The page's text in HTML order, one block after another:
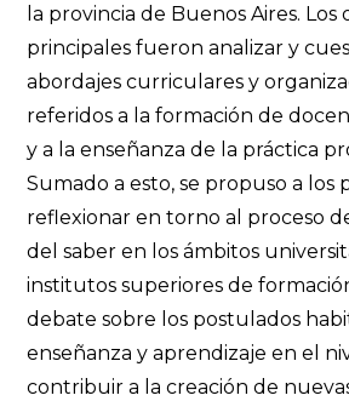
la provincia de Buenos Aires. Los
principales fueron analizar y
abordajes curriculares y
referidos a la formación de
y a la enseñanza de la práctica
Sumado a esto, se propuso a los
reflexionar en torno al proceso
del saber en los ámbitos
institutos superiores de
debate sobre los postulados
enseñanza y aprendizaje en el
contribuir a la creación de